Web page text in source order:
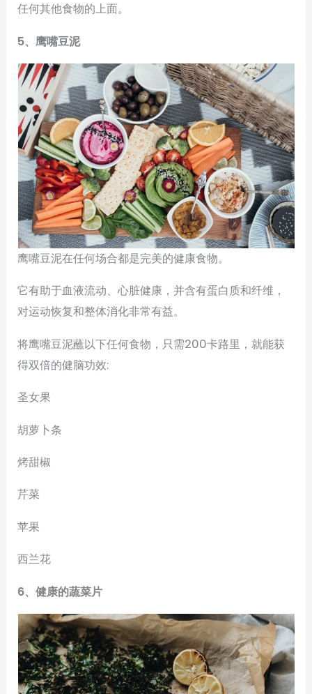
任何其他食物的上面。
5、鹰嘴豆泥
鹰嘴豆泥在任何场合都是完美的健康食物。
它有助于血液流动、心脏健康，并含有蛋白质和纤维，
对运动恢复和整体消化非常有益。
将鹰嘴豆泥蘸以下任何食物，只需200卡路里，就能获
得双倍的健脑功效:
圣女果
胡萝卜条
烤甜椒
芹菜
苹果
西兰花
6、健康的蔬菜片